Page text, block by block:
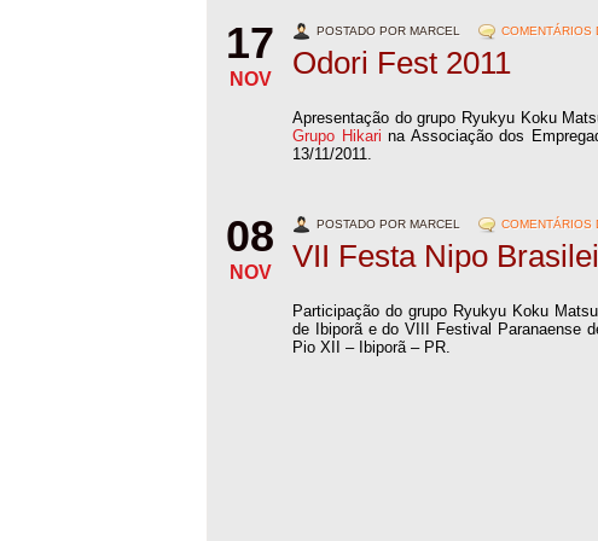
17
NOV
POSTADO POR MARCEL COMENTÁRIOS
Odori Fest 2011
Apresentação do grupo Ryukyu Koku
Grupo Hikari na Associação dos
13/11/2011.
08
NOV
POSTADO POR MARCEL COMENTÁRIOS
VII Festa Nipo
Participação do grupo Ryukyu Koku
de Ibiporã e do VIII Festival Paranaense
Pio XII – Ibiporã – PR.